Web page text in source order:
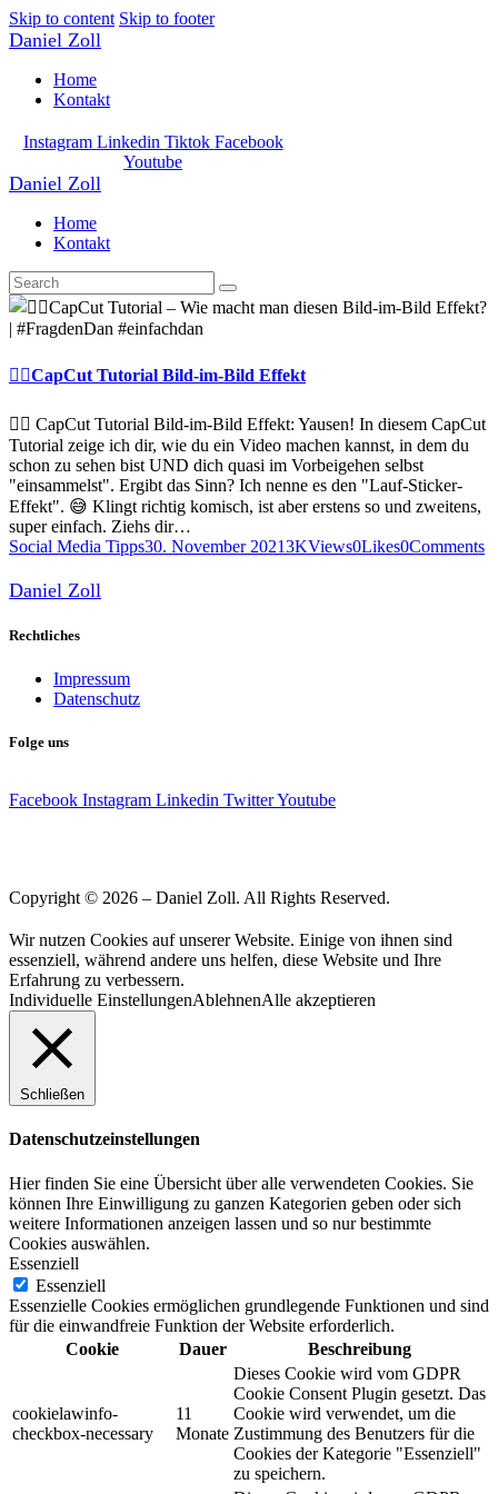
Skip to content Skip to footer
Daniel Zoll
Home
Kontakt
Instagram Linkedin Tiktok Facebook
Youtube
Daniel Zoll
Home
Kontakt
👯‍♂️CapCut Tutorial Bild-im-Bild Effekt
👯‍♂️ CapCut Tutorial Bild-im-Bild Effekt: Yausen! In diesem CapCut
Tutorial zeige ich dir, wie du ein Video machen kannst, in dem du
schon zu sehen bist UND dich quasi im Vorbeigehen selbst
"einsammelst". Ergibt das Sinn? Ich nenne es den "Lauf-Sticker-
Effekt". 😅 Klingt richtig komisch, ist aber erstens so und zweitens,
super einfach. Ziehs dir…
Social Media Tipps30. November 20213KViews0Likes0Comments
Daniel Zoll
Rechtliches
Impressum
Datenschutz
Folge uns
Facebook Instagram Linkedin TwitterYoutube
Copyright © 2026 – Daniel Zoll. All Rights Reserved.
Wir nutzen Cookies auf unserer Website. Einige von ihnen sind
essenziell, während andere uns helfen, diese Website und Ihre
Erfahrung zu verbessern.
Individuelle EinstellungenAblehnenAlle akzeptieren
Schließen
Datenschutzeinstellungen
Hier finden Sie eine Übersicht über alle verwendeten Cookies. Sie
können Ihre Einwilligung zu ganzen Kategorien geben oder sich
weitere Informationen anzeigen lassen und so nur bestimmte
Cookies auswählen.
Essenziell
Essenziell
Essenzielle Cookies ermöglichen grundlegende Funktionen und sind
für die einwandfreie Funktion der Website erforderlich.
Cookie
Dauer Beschreibung
cookielawinfo-
checkbox-necessary
11
Monate
Dieses Cookie wird vom GDPR
Cookie Consent Plugin gesetzt. Das
Cookie wird verwendet, um die
Zustimmung des Benutzers für die
Cookies der Kategorie "Essenziell"
zu speichern.